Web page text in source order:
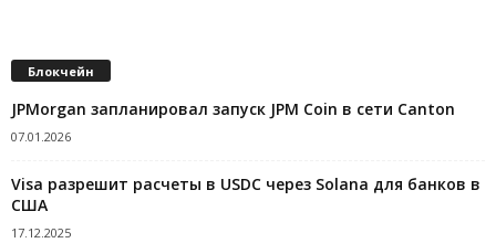
Блокчейн
JPMorgan запланировал запуск JPM Coin в сети Canton
07.01.2026
Visa разрешит расчеты в USDC через Solana для банков в
США
17.12.2025